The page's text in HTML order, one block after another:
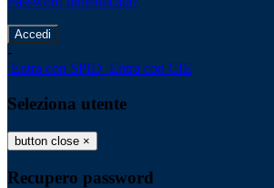
-
Entra con SPID Entra con CIE
Seleziona utente
button close ×
Recupero password